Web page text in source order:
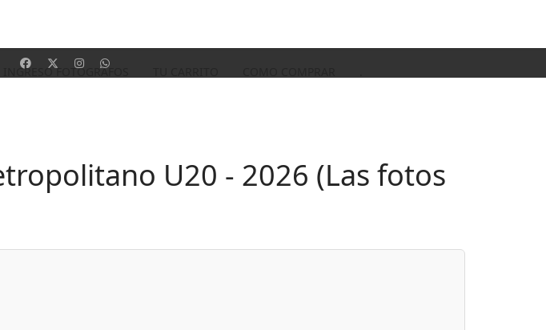
INGRESO FOTOGRAFOS
U20 - 2026 (Las fotos